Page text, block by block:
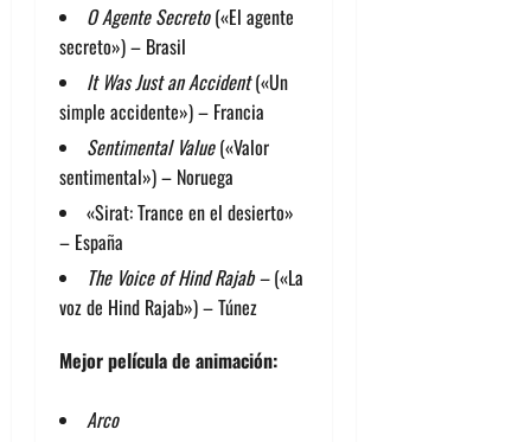
O Agente Secreto(«El agente
secreto») – Brasil
It Was Just an Accident(«Un
simple accidente») – Francia
Sentimental Value(«Valor
sentimental») – Noruega
«Sirat: Trance en el desierto»
– España
The Voice of Hind Rajab –(«La
voz de Hind Rajab») – Túnez
Mejor película de animación:
Arco